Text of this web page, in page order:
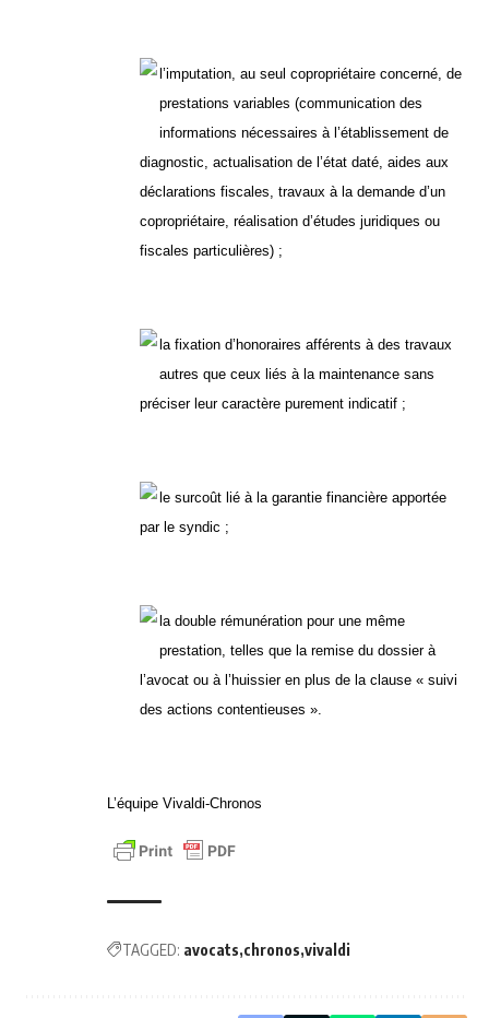
l’imputation, au seul copropriétaire concerné, de
prestations variables (communication des
informations nécessaires à l’établissement de
diagnostic, actualisation de l’état daté, aides aux
déclarations fiscales, travaux à la demande d’un
copropriétaire, réalisation d’études juridiques ou
fiscales particulières) ;
la fixation d’honoraires afférents à des travaux
autres que ceux liés à la maintenance sans
préciser leur caractère purement indicatif ;
le surcoût lié à la garantie financière apportée
par le syndic ;
la double rémunération pour une même
prestation, telles que la remise du dossier à
l’avocat ou à l’huissier en plus de la clause « suivi
des actions contentieuses ».
L’équipe Vivaldi-Chronos
TAGGED: avocats chronos vivaldi